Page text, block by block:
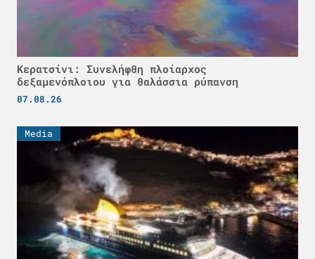
Κερατσίνι: Συνελήφθη πλοίαρχος
δεξαμενόπλοιου για θαλάσσια ρύπανση
07.08.26
Media